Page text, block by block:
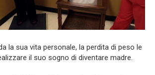
la sua vita personale, la perdita di peso le
il suo sogno di diventare madre.